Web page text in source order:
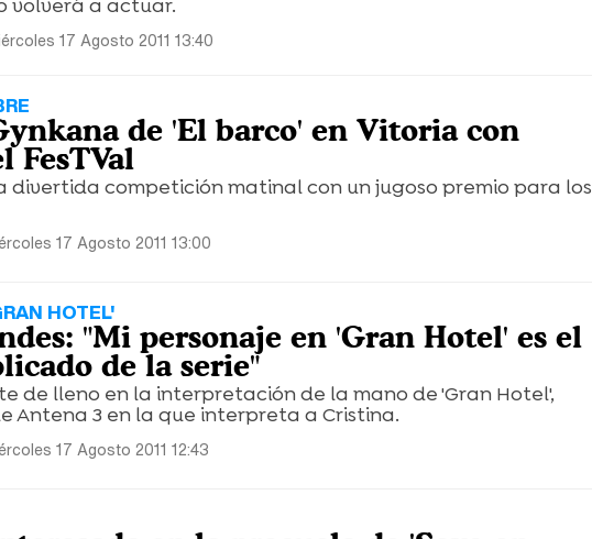
volverá a actuar.
17 Agosto 2011 13:40
de 'El barco' en Vitoria con
FesTVal
divertida competición matinal con un jugoso premio para los
17 Agosto 2011 13:00
HOTEL'
"Mi personaje en 'Gran Hotel' es el
de la serie"
de lleno en la interpretación de la mano de 'Gran Hotel',
Antena 3 en la que interpreta a Cristina.
17 Agosto 2011 12:43